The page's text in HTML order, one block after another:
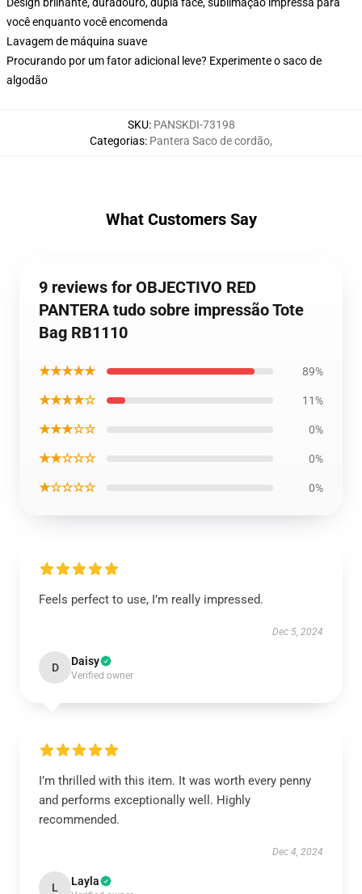
você enquanto você encomenda
Lavagem de máquina suave
Procurando por um fator adicional leve? Experimente o saco de
algodão
SKU: PANSKDI-73198
Categorias: Pantera Saco de cordão,
What Customers Say
9 reviews for OBJECTIVO RED
PANTERA tudo sobre impressão Tote
Bag RB1110
★★★★★ 89%
★★★★☆ 11%
★★★☆☆ 0%
★★☆☆☆ 0%
★☆☆☆☆ 0%
Feels perfect to use, I’m really impressed.
Dec 5, 2024
D Daisy
Verified owner
I’m thrilled with this item. It was worth every penny
and performs exceptionally well. Highly
recommended.
Dec 4, 2024
L Layla